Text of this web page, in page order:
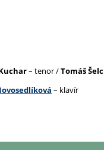
– tenor /Tomáš Šelc
– klavír